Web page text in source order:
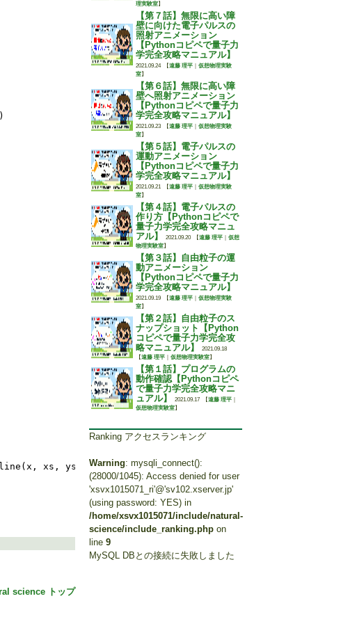
xs, ys, zs) << endl;
science トップ
理実験室】
【第７話】無限に高い障
壁に向けた電子パルスの
照射アニメーション
【Pythonコピペで量子力
学完全攻略マニュアル】
2021.09.24 【遠藤 理平
仮想物理実験
室】
【第６話】無限に高い障
壁へ照射アニメーション
【Pythonコピペで量子力
学完全攻略マニュアル】
2021.09.23 【遠藤 理平
仮想物理実験
室】
【第５話】電子パルスの
運動アニメーション
【Pythonコピペで量子力
学完全攻略マニュアル】
2021.09.21 【遠藤 理平
仮想物理実験
室】
【第４話】電子パルスの
作り方【Pythonコピペで
量子力学完全攻略マニュ
アル】
2021.09.20 【遠藤 理平
仮想
物理実験室】
【第３話】自由粒子の運
動アニメーション
【Pythonコピペで量子力
学完全攻略マニュアル】
2021.09.19 【遠藤 理平
仮想物理実験
室】
【第２話】自由粒子のス
ナップショット【Python
コピペで量子力学完全攻
略マニュアル】
2021.09.18
【遠藤 理平 仮想物理実験室】
【第１話】プログラムの
動作確認【Pythonコピペ
で量子力学完全攻略マニ
ュアル】
2021.09.17 【遠藤 理平
仮想物理実験室】
Ranking アクセスランキング
Warning: mysqli_connect():
(28000/1045): Access denied for user
'xsvx1015071_ri'@'sv102.xserver.jp'
(using password: YES) in
/home/xsvx1015071/include/natural-
science/include_ranking.php on
line 9
MySQL DBとの接続に失敗しました